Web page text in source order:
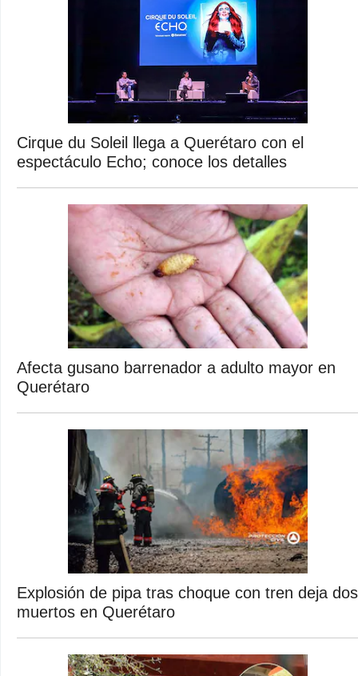
Cirque du Soleil llega a Querétaro con el
espectáculo Echo; conoce los detalles
Afecta gusano barrenador a adulto mayor en
Querétaro
Explosión de pipa tras choque con tren deja dos
muertos en Querétaro